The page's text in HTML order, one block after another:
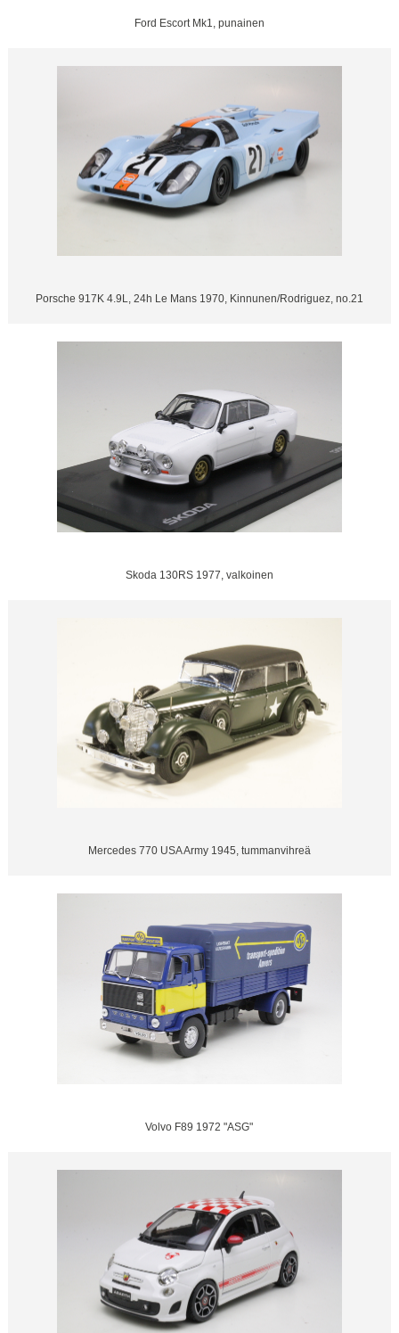
Ford Escort Mk1, punainen
Porsche 917K 4.9L, 24h Le Mans 1970, Kinnunen/Rodriguez, no.21
Skoda 130RS 1977, valkoinen
Mercedes 770 USA Army 1945, tummanvihreä
Volvo F89 1972 "ASG"